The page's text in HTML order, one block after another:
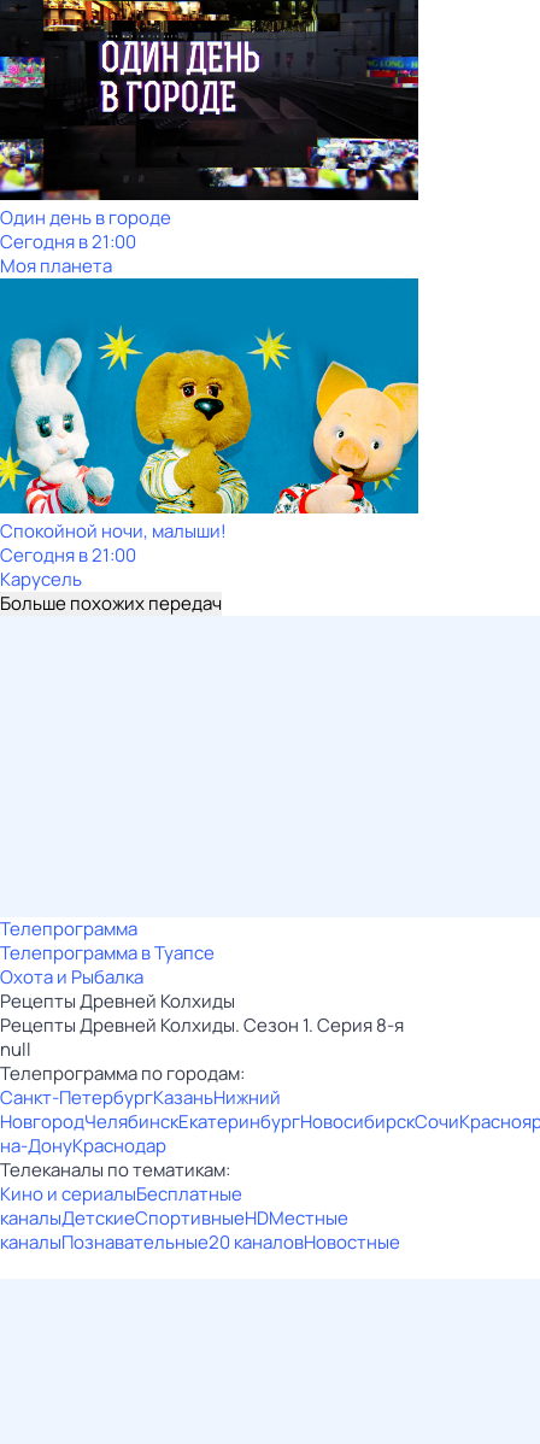
Один день в городе
Сегодня в 21:00
Моя планета
Спокойной ночи, малыши!
Сегодня в 21:00
Карусель
Больше похожих передач
Телепрограмма
Телепрограмма в Туапсе
Охота и Рыбалка
Рецепты Древней Колхиды
Рецепты Древней Колхиды. Сезон 1. Серия 8-я
null
Телепрограмма по городам:
Санкт-ПетербургКазаньНижний
НовгородЧелябинскЕкатеринбургНовосибирскСочи
на-ДонуКраснодар
Телеканалы по тематикам:
Кино и сериалыБесплатные
каналыДетскиеСпортивныеHDМестные
каналыПознавательные20 каналовНовостные